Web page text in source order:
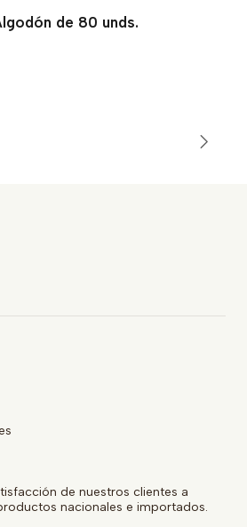
de 80 unds.
de nuestros clientes a
nacionales e importados.